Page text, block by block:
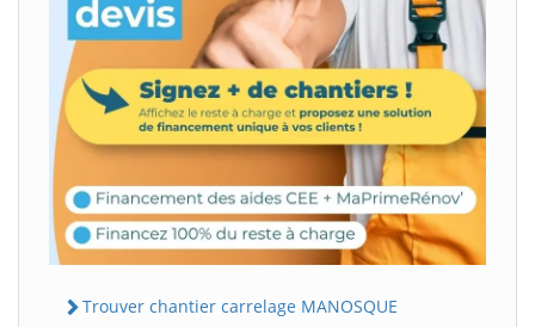
Trouver chantier carrelage MANOSQUE